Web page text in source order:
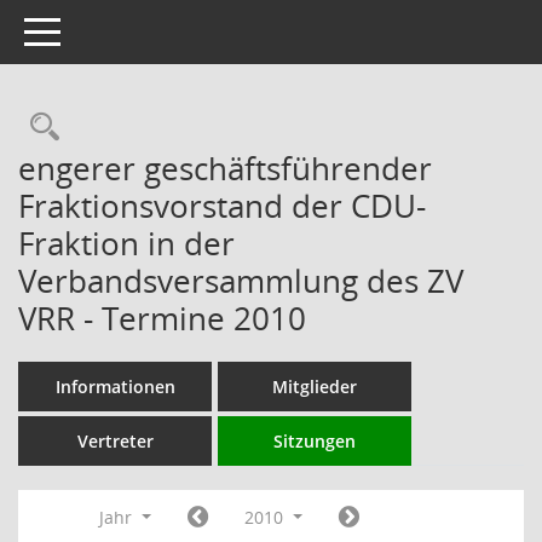
Toggle navigation
Rechercheauswahl
engerer geschäftsführender
Fraktionsvorstand der CDU-
Fraktion in der
Verbandsversammlung des ZV
VRR - Termine 2010
Informationen Mitglieder
Vertreter Sitzungen
Jahr
2010